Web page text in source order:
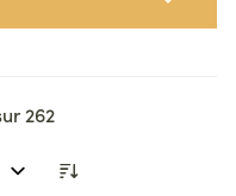
262